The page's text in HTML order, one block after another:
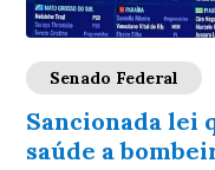
Senado Federal
Sancionada lei
saúde a